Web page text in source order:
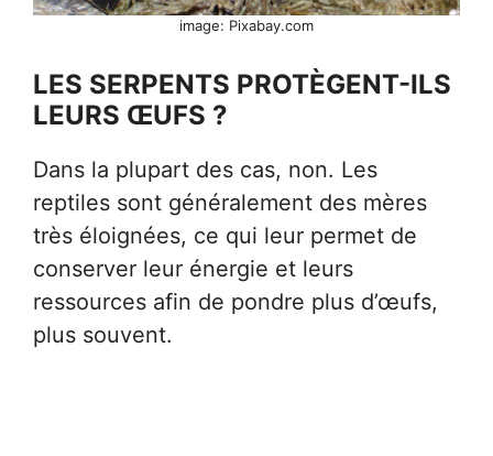
image: Pixabay.com
LES SERPENTS PROTÈGENT-ILS
LEURS ŒUFS ?
Dans la plupart des cas, non. Les
reptiles sont généralement des mères
très éloignées, ce qui leur permet de
conserver leur énergie et leurs
ressources afin de pondre plus d’œufs,
plus souvent.